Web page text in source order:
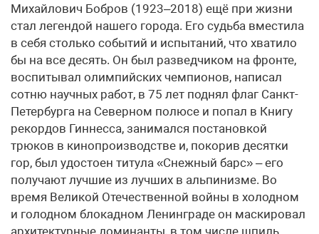
Михайлович Бобров (1923–2018) ещё при жизни
стал легендой нашего города. Его судьба вместила
в себя столько событий и испытаний, что хватило
бы на все десять. Он был разведчиком на фронте,
воспитывал олимпийских чемпионов, написал
сотню научных работ, в 75 лет поднял флаг Санкт-
Петербурга на Северном полюсе и попал в Книгу
рекордов Гиннесса, занимался постановкой
трюков в кинопроизводстве и, покорив десятки
гор, был удостоен титула «Снежный барс» – его
получают лучшие из лучших в альпинизме. Во
время Великой Отечественной войны в холодном
и голодном блокадном Ленинграде он маскировал
архитектурные доминанты, в том числе шпиль